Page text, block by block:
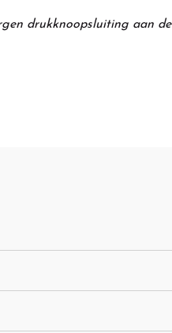
drukknoopsluiting aan de